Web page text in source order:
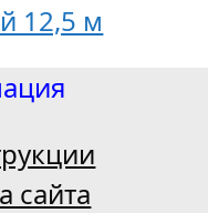
12,5 м
сайта